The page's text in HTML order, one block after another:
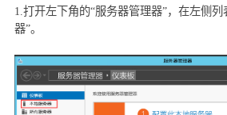
1.打开左下角的“服务器管理器”，在左侧
器”。